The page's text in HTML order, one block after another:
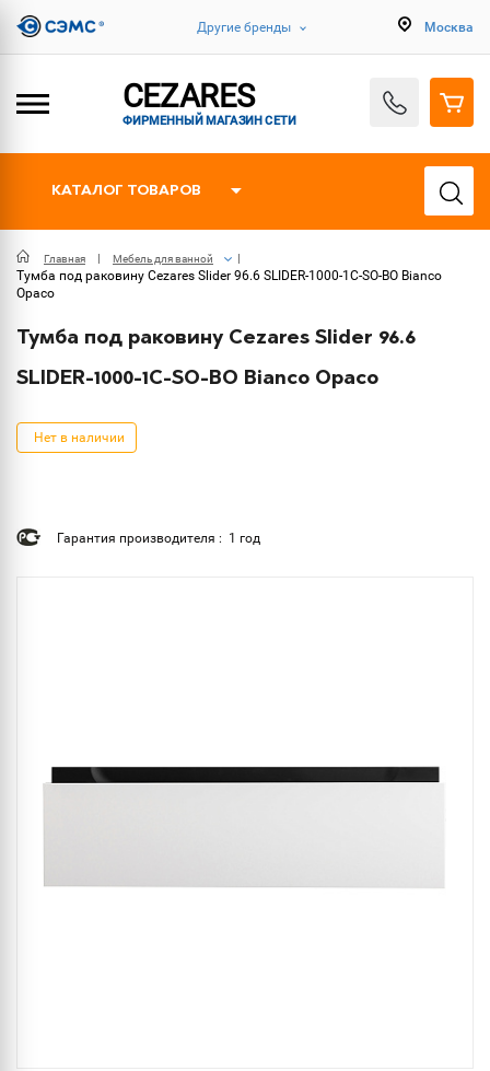
Другие бренды Москва
CEZARES
ФИРМЕННЫЙ МАГАЗИН СЕТИ
КАТАЛОГ ТОВАРОВ
Главная Мебель для ванной
Тумба под раковину Cezares Slider 96.6 SLIDER-1000-1C-SO-BO Bianco
Opaco
Тумба под раковину Cezares Slider 96.6
SLIDER-1000-1C-SO-BO Bianco Opaco
Нет в наличии
Гарантия производителя : 1 год